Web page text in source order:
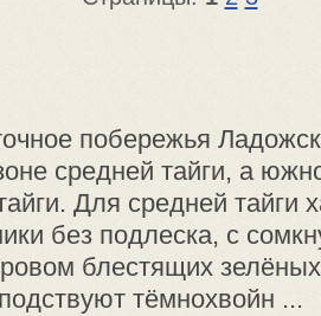
побережья
средней тайги, а
Для средней тайги
без подлеска, с
блестящих
тёмнохвойн ...